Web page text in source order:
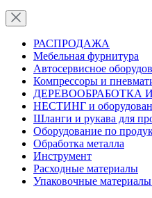
РАСПРОДАЖА
Мебельная фурнитура
Автосервисное
Компрессоры и
ДЕРЕВООБРАБОТКА
НЕСТИНГ и
Шланги и рукава для
Оборудование по
Обработка металла
Инструмент
Расходные материалы
Упаковочные